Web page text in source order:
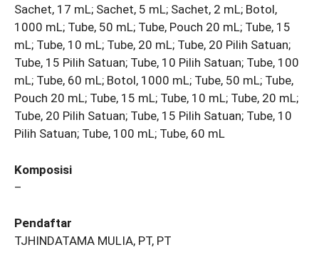
Sachet, 17 mL; Sachet, 5 mL; Sachet, 2 mL; Botol,
1000 mL; Tube, 50 mL; Tube, Pouch 20 mL; Tube, 15
mL; Tube, 10 mL; Tube, 20 mL; Tube, 20 Pilih Satuan;
Tube, 15 Pilih Satuan; Tube, 10 Pilih Satuan; Tube, 100
mL; Tube, 60 mL; Botol, 1000 mL; Tube, 50 mL; Tube,
Pouch 20 mL; Tube, 15 mL; Tube, 10 mL; Tube, 20 mL;
Tube, 20 Pilih Satuan; Tube, 15 Pilih Satuan; Tube, 10
Pilih Satuan; Tube, 100 mL; Tube, 60 mL
Komposisi
–
Pendaftar
TJHINDATAMA MULIA, PT, PT